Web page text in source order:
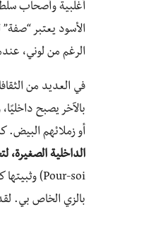
أغلبية وأصحاب
الأسود يعتبر
الرغم من لوني،
في العديد من
بالآخر يصبح
أو زملائهم البيض.
الداخلية الصغيرة،
بالزي الخاص بي.